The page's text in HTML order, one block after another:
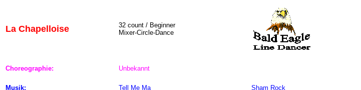
La Chapelloise 32 count / Beginner
Mixer-Circle-Dance
Choreographie: Unbekannt
Musik: Tell Me Ma
Sham Rock